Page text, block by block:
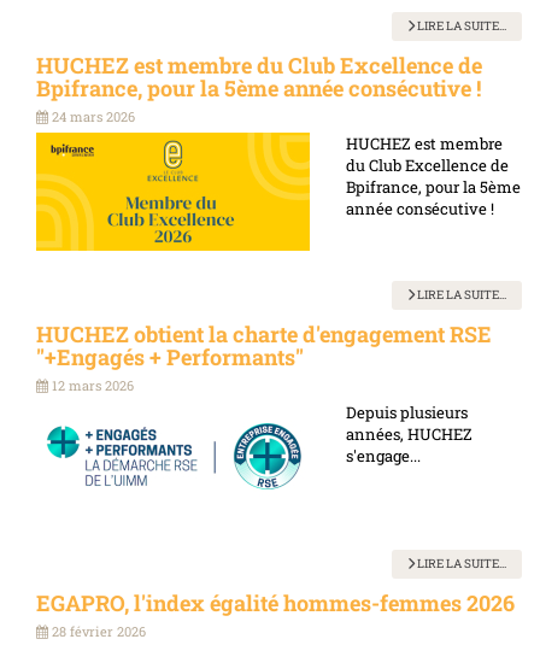
LIRE LA SUITE...
HUCHEZ est membre du Club Excellence de
Bpifrance, pour la 5ème année consécutive !
24 mars 2026
HUCHEZ est membre
du Club Excellence de
Bpifrance, pour la 5ème
année consécutive !
LIRE LA SUITE...
HUCHEZ obtient la charte d'engagement RSE
"+Engagés + Performants"
12 mars 2026
Depuis plusieurs
années, HUCHEZ
s'engage...
LIRE LA SUITE...
EGAPRO, l'index égalité hommes-femmes 2026
28 février 2026